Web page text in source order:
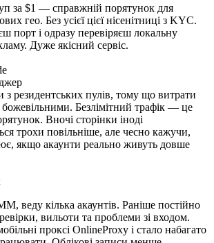
за $1 — справжній порятунок для
гео. Без усієї цієї нісенітниці з KYC.
порт і одразу перевіряєш локальну
Дуже якісний сервіс.
резидентських пулів, тому що витрати
божевільними. Безлімітний трафік — це
Вночі сторінки іноді
трохи повільніше, але чесно кажучи,
якщо акаунти реально живуть довше
веду кілька акаунтів. Раніше постійно
вильоти та проблеми зі входом.
проксі OnlineProxy і стало набагато